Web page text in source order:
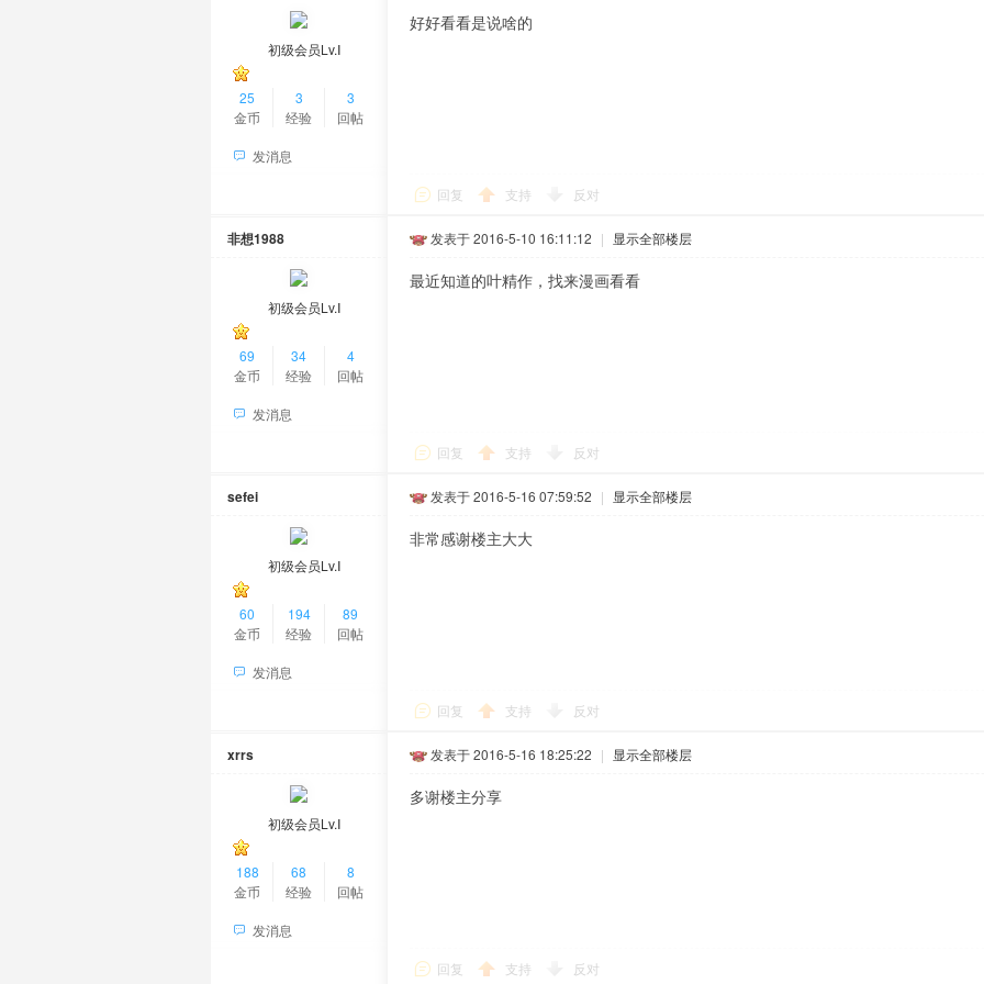
初级会员Lv.Ⅰ
25
金币
3
经验
3
回帖
发消息
好好看看是说啥的
回复 支持 反对
非想1988
初级会员Lv.Ⅰ
69
金币
34
经验
4
回帖
发消息
发表于 2016-5-10 16:11:12 | 显示全部楼层
最近知道的叶精作，找来漫画看看
回复 支持 反对
sefei
初级会员Lv.Ⅰ
60
金币
194
经验
89
回帖
发消息
发表于 2016-5-16 07:59:52 | 显示全部楼层
非常感谢楼主大大
回复 支持 反对
xrrs
初级会员Lv.Ⅰ
188
金币
68
经验
8
回帖
发消息
发表于 2016-5-16 18:25:22 | 显示全部楼层
多谢楼主分享
回复 支持 反对